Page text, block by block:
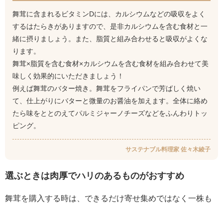
舞茸に含まれるビタミンDには、カルシウムなどの吸収をよく
するはたらきがありますので、是非カルシウムを含む食材と一
緒に摂りましょう。また、脂質と組み合わせると吸収がよくな
ります。
舞茸×脂質を含む食材×カルシウムを含む食材を組み合わせて美
味しく効果的にいただきましょう！
例えば舞茸のバター焼き。舞茸をフライパンで芳ばしく焼い
て、仕上がりにバターと微量のお醤油を加えます。全体に絡め
たら味をととのえてパルミジャーノチーズなどをふんわりトッ
ピング。
サステナブル料理家 佐々木綾子
選ぶときは肉厚でハリのあるものがおすすめ
舞茸を購入する時は、できるだけ寄せ集めではなく一株も